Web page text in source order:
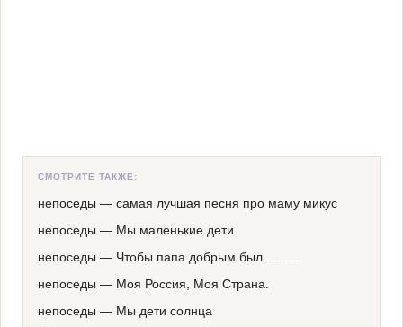
СМОТРИТЕ ТАКЖЕ:
непоседы — самая лучшая песня про маму микус
непоседы — Мы маленькие дети
непоседы — Чтобы папа добрым был...........
непоседы — Моя Россия, Моя Страна.
непоседы — Мы дети солнца